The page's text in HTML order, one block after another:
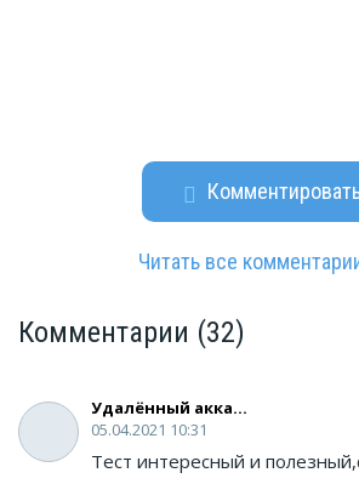
Читать все
Комментарии (32)
Удалённый аккаунт
05.04.2021 10:31
Тест интересный и